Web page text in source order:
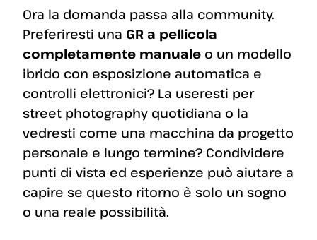
Ora la domanda passa alla community.
Preferiresti una GR a pellicola
completamente manuale o un modello
ibrido con esposizione automatica e
controlli elettronici? La useresti per
street photography quotidiana o la
vedresti come una macchina da progetto
personale e lungo termine? Condividere
punti di vista ed esperienze può aiutare a
capire se questo ritorno è solo un sogno
o una reale possibilità.